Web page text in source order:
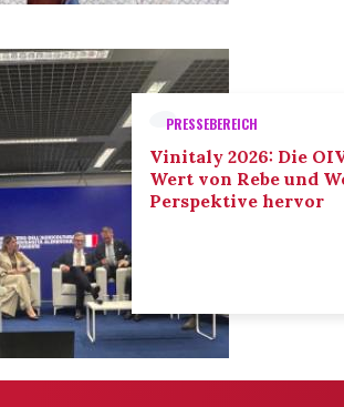
PRESSEBEREICH
Vinitaly 2026: Die
Wert von Rebe und
Perspektive hervor